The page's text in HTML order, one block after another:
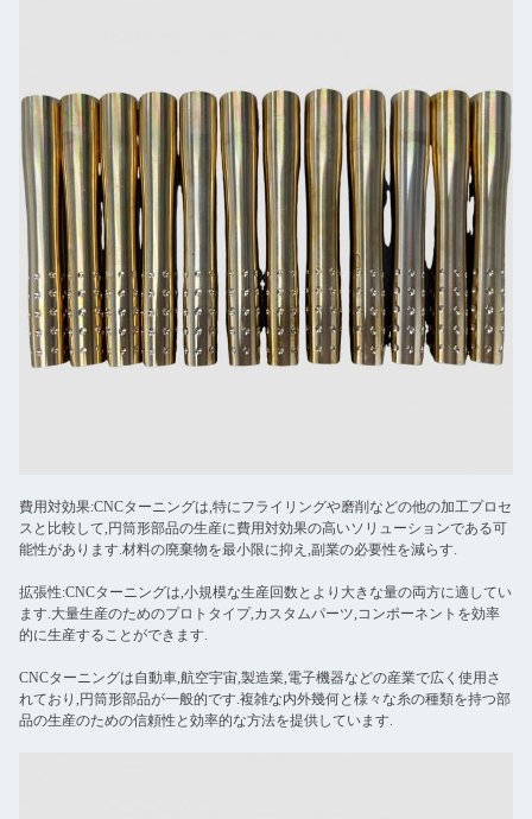
費用対効果:CNCターニングは,特にフライリングや磨削などの他の加工プロセ
スと比較して,円筒形部品の生産に費用対効果の高いソリューションである可
能性があります.材料の廃棄物を最小限に抑え,副業の必要性を減らす.
拡張性:CNCターニングは,小規模な生産回数とより大きな量の両方に適してい
ます.大量生産のためのプロトタイプ,カスタムパーツ,コンポーネントを効率
的に生産することができます.
CNCターニングは自動車,航空宇宙,製造業,電子機器などの産業で広く使用さ
れており,円筒形部品が一般的です.複雑な内外幾何と様々な糸の種類を持つ部
品の生産のための信頼性と効率的な方法を提供しています.